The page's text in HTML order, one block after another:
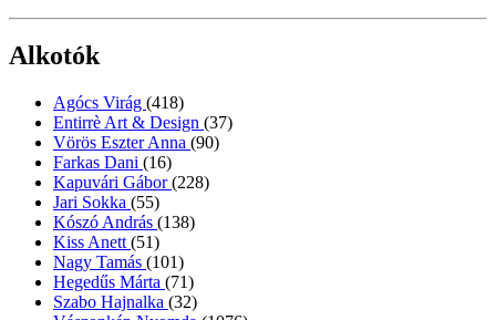
Alkotók
Agócs Virág (418)
Entirrè Art & Design (37)
Vörös Eszter Anna (90)
Farkas Dani (16)
Kapuvári Gábor(228)
Jari Sokka (55)
Kószó András (138)
Kiss Anett (51)
Nagy Tamás (101)
Hegedűs Márta (71)
Szabo Hajnalka (32)